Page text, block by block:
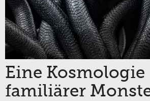
Eine Kosmologie
familiärer